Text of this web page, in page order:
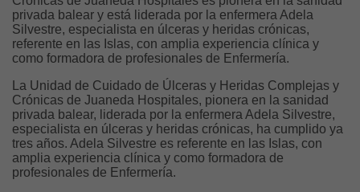
privada balear y está liderada por la enfermera Adela
Silvestre, especialista en úlceras y heridas crónicas,
referente en las Islas, con amplia experiencia clínica y
como formadora de profesionales de Enfermería.
La Unidad de Cuidado de Úlceras y Heridas Complejas y
Crónicas de Juaneda Hospitales, pionera en la sanidad
privada balear, liderada por la enfermera Adela Silvestre,
especialista en úlceras y heridas crónicas, ha cumplido ya
tres años. Adela Silvestre es referente en las Islas, con
amplia experiencia clínica y como formadora de
profesionales de Enfermería.